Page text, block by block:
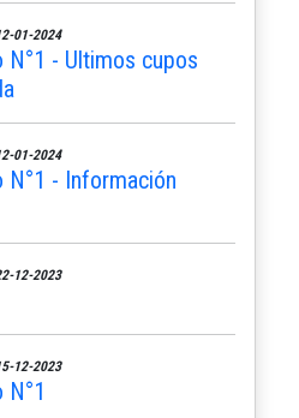
01-2024
N°1 - Ultimos cupos
01-2024
N°1 - Información
12-2023
12-2023